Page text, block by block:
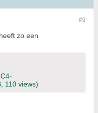
#9
zo een
110 views)